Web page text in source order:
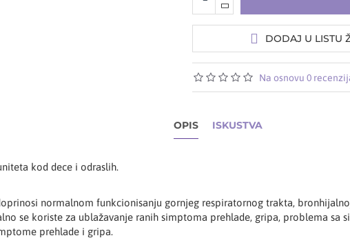
Na osnovu 0
DODAJ U LISTU
OPIS ISKUSTVA
kod dece i odraslih.
normalnom funkcionisanju gornjeg respiratornog trakta,
se koriste za ublažavanje ranih simptoma prehlade, gripa, problema sa
prehlade i gripa.